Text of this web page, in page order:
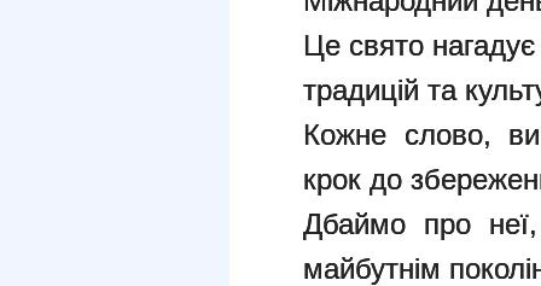
Це свято нагадує
традицій та
Кожне слово,
крок до
Дбаймо про
майбутнім